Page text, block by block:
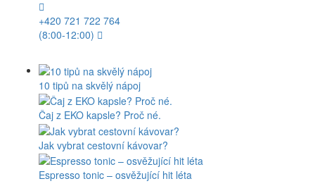
+420 721 722 764
(8:00-12:00)
10 tipů na skvělý nápoj
Čaj z EKO kapsle? Proč né.
Jak vybrat cestovní kávovar?
Espresso tonic – osvěžující hit léta